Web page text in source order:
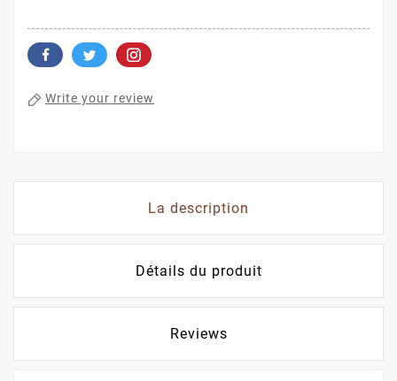
Write your review
La description
Détails du produit
Reviews